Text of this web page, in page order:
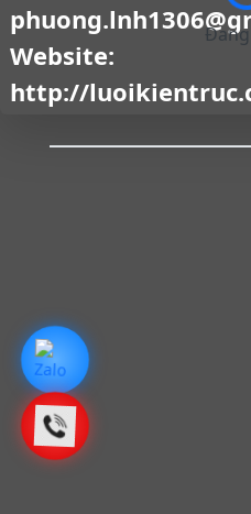
Website:
http://